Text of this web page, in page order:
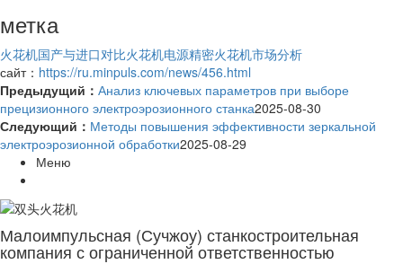
метка
火花机国产与进口对比火花机电源精密火花机市场分析
сайт： https://ru.minpuls.com/news/456.html
Предыдущий： Анализ ключевых параметров при выборе
прецизионного электроэрозионного станка2025-08-30
Следующий： Методы повышения эффективности зеркальной
электроэрозионной обработки2025-08-29
Меню
Малоимпульсная (Сучжоу) станкостроительная
компания с ограниченной ответственностью